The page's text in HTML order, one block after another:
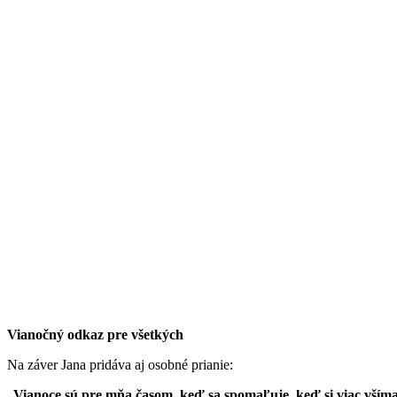
Vianočný odkaz pre všetkých
Na záver Jana pridáva aj osobné prianie: